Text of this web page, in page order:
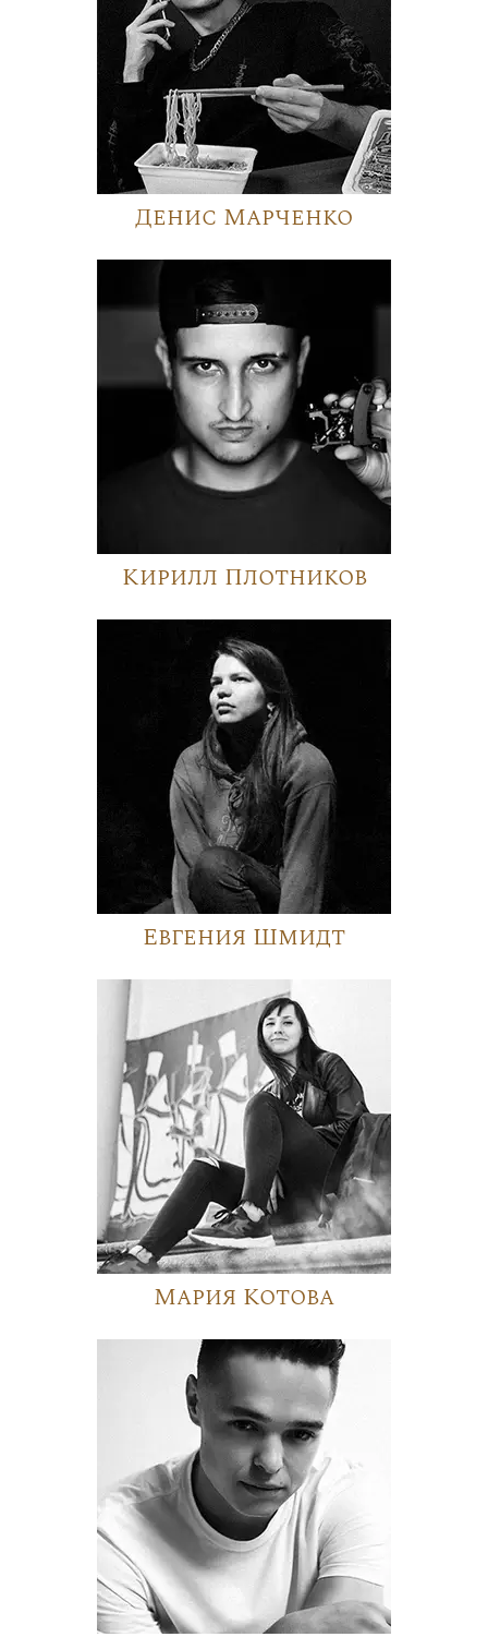
Денис Марченко
Кирилл Плотников
Евгения Шмидт
Мария Котова